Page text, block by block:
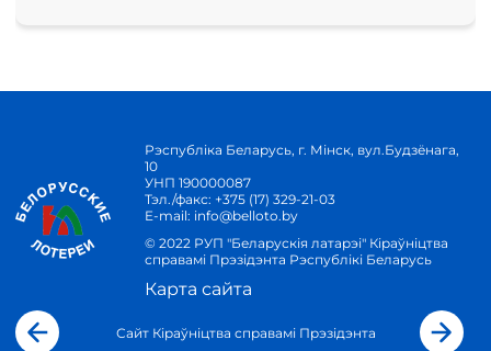
Рэспубліка Беларусь, г. Мінск, вул.Будзёнага,
10
УНП 190000087
Тэл./факс: +375 (17) 329-21-03
E-mail: info@belloto.by
© 2022 РУП "Беларускія латарэі" Кіраўніцтва
справамі Прэзідэнта Рэспублікі Беларусь
Карта сайта
Сайт Кіраўніцтва справамі Прэзідэнта